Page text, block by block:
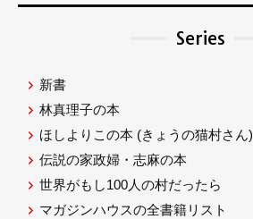
Series
新書
林真理子の本
ほしよりこの本 (きょうの猫村さん)
伝説の家政婦・志麻の本
世界がもし100人の村だったら
マガジンハウスの全書籍リスト